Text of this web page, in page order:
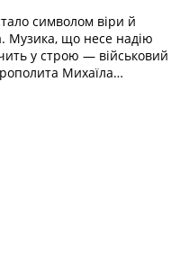
символом віри й
Музика, що несе надію
у строю — військовий
Михаїла…